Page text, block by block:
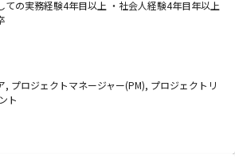
ての実務経験4年目以上 ・社会人経験4年目年以上
プロジェクトマネージャー(PM), プロジェクトリ
ト